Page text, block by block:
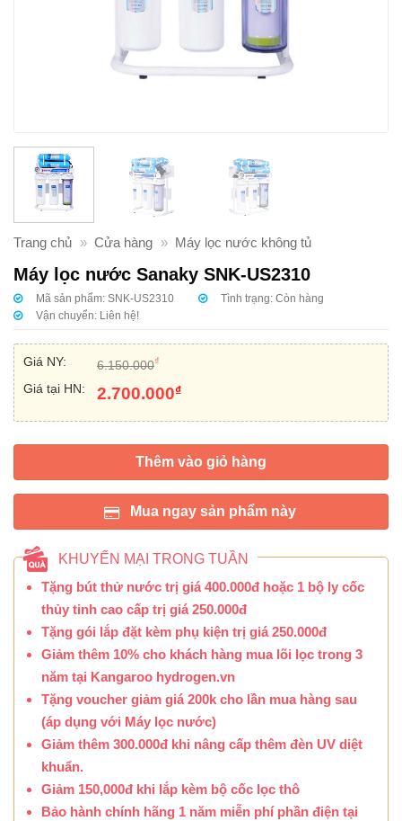
Trang chủ » Cửa hàng » Máy lọc nước không tủ
Máy lọc nước Sanaky SNK-US2310
Mã sản phẩm: SNK-US2310 Tình trạng:Còn hàng
Vận chuyển: Liên hệ!
Giá NY: 6.150.000₫
Giá tại HN: 2.700.000₫
Thêm vào giỏ hàng
Mua ngay sản phẩm này
KHUYẾN MẠI TRONG TUẦN
Tặng bút thử nước trị giá 400.000đ hoặc 1 bộ ly cốc
thủy tinh cao cấp trị giá 250.000đ
Tặng gói lắp đặt kèm phụ kiện trị giá 250.000đ
Giảm thêm 10% cho khách hàng mua lõi lọc trong 3
năm tại Kangaroo hydrogen.vn
Tặng voucher giảm giá 200k cho lần mua hàng sau
(áp dụng với Máy lọc nước)
Giảm thêm 300.000đ khi nâng cấp thêm đèn UV diệt
khuẩn.
Giảm 150,000đ khi lắp kèm bộ cốc lọc thô
Bảo hành chính hãng 1 năm miễn phí phần điện tại